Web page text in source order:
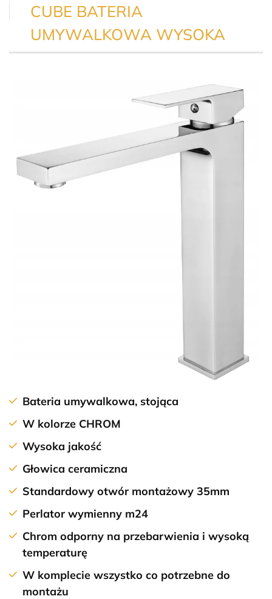
CUBE BATERIA
UMYWALKOWA WYSOKA
Bateria umywalkowa, stojąca
W kolorze CHROM
Wysoka jakość
Głowica ceramiczna
Standardowy otwór montażowy 35mm
Perlator wymienny m24
Chrom odporny na przebarwienia i wysoką
temperaturę
W komplecie wszystko co potrzebne do
montażu